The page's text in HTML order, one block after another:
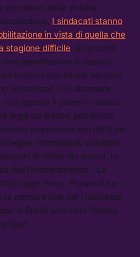
pro–brexit della sinistra
I sindacati stanno
in vista di quella che
stagione difficile: gli accordi
garantiscono in nessun
lavoro comunitarie saranno
Unito dopo il 31 dicembre.
non appena il governo inizierà
leggi sul lavoro, potremmo
regressione dei diritti dei
legale Thompsons solicitors,
di diritto del lavoro, ha
dall’Unione dicendo: “La
legge ’Pace, Prosperità e
fa pensare che per i lavoratori
la Brexit sarà vero l’esatto
Star)